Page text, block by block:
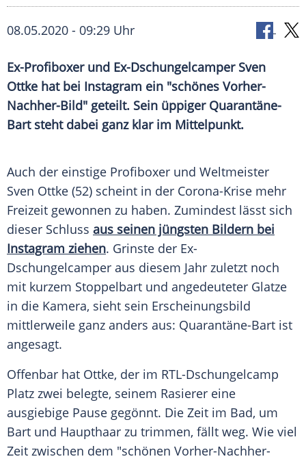
08.05.2020 - 09:29 Uhr
Ex-Profiboxer und Ex-Dschungelcamper Sven
Ottke hat bei Instagram ein "schönes Vorher-
Nachher-Bild" geteilt. Sein üppiger Quarantäne-
Bart steht dabei ganz klar im Mittelpunkt.
Auch der einstige Profiboxer und Weltmeister
Sven Ottke (52) scheint in der Corona-Krise mehr
Freizeit gewonnen zu haben. Zumindest lässt sich
dieser Schluss aus seinen jüngsten Bildern bei
Instagram ziehen. Grinste der Ex-
Dschungelcamper aus diesem Jahr zuletzt noch
mit kurzem Stoppelbart und angedeuteter Glatze
in die Kamera, sieht sein Erscheinungsbild
mittlerweile ganz anders aus: Quarantäne-Bart ist
angesagt.
Offenbar hat Ottke, der im RTL-Dschungelcamp
Platz zwei belegte, seinem Rasierer eine
ausgiebige Pause gegönnt. Die Zeit im Bad, um
Bart und Haupthaar zu trimmen, fällt weg. Wie viel
Zeit zwischen dem "schönen Vorher-Nachher-